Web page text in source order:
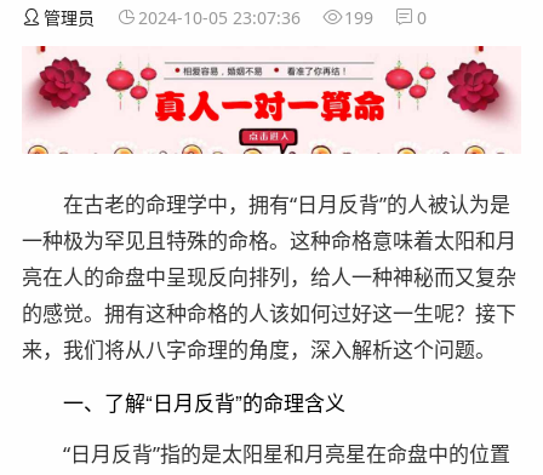
管理员 2024-10-05 23:07:36 199 0
在古老的命理学中，拥有“日月反背”的人被认为是
一种极为罕见且特殊的命格。这种命格意味着太阳和月
亮在人的命盘中呈现反向排列，给人一种神秘而又复杂
的感觉。拥有这种命格的人该如何过好这一生呢？接下
来，我们将从八字命理的角度，深入解析这个问题。
一、了解“日月反背”的命理含义
“日月反背”指的是太阳星和月亮星在命盘中的位置